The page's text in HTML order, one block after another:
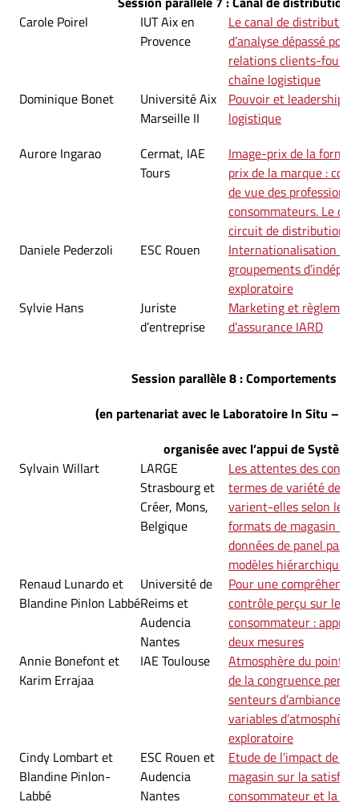
Carole Poirel
IUT Aix en
Provence
Le canal de
d’analyse dépassé
relations clients-
chaîne logistique
Dominique Bonet
Université Aix
Marseille II
Pouvoir et leadership
logistique
Aurore Ingarao
Cermat, IAE
Tours
Image-prix de la forme
prix de la marque :
de vue des
consommateurs. Le cas
circuit de distribution
Daniele Pederzoli
ESC Rouen
Internationalisation
groupements
exploratoire
Sylvie Hans
Juriste
d’entreprise
Marketing et
d’assurance IARD
Session parallèle 8 : Comportements en
(en partenariat avec le Laboratoire In Situ –
organisée avec l’appui de Système
Sylvain Willart
LARGE
Strasbourg et
Créer, Mons,
Belgique
Les attentes des
termes de variété des
varient-elles selon les
formats de magasin ?
données de panel par
modèles hiérarchiques
Renaud Lunardo et
Blandine Pinlon Labbé
Université de
Reims et
Audencia
Nantes
Pour une
contrôle perçu sur le
consommateur :
deux mesures
Annie Bonefont et
Karim Errajaa
IAE Toulouse
Atmosphère du point
de la congruence
senteurs d’ambiance
variables
exploratoire
Cindy Lombart et
Blandine Pinlon-
Labbé
ESC Rouen et
Audencia
Nantes
Etude de l’impact de
magasin sur la
consommateur et la